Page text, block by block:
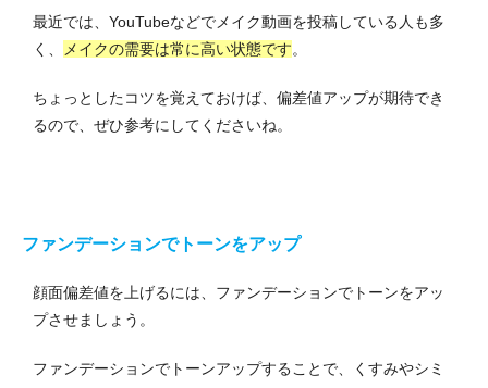
最近では、YouTubeなどでメイク動画を投稿している人も多
く、
メイクの需要は常に高い状態です。
ちょっとしたコツを覚えておけば、偏差値アップが期待でき
るので、ぜひ参考にしてくださいね。
ファンデーションでトーンをアップ
顔面偏差値を上げるには、ファンデーションでトーンをアッ
プさせましょう。
ファンデーションでトーンアップすることで、くすみやシミ